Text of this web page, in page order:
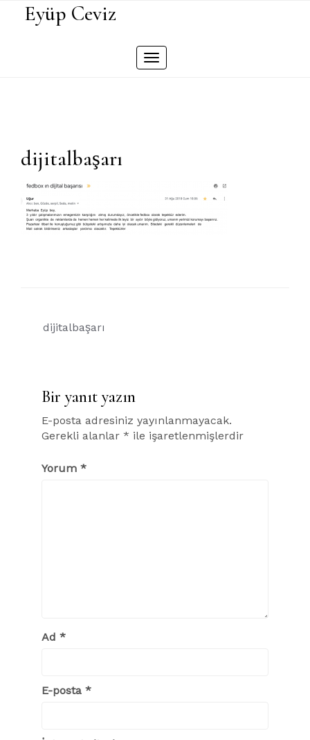
Eyüp Ceviz
Toggle
dijitalbaşarı
Yazı
dijitalbaşarı
Bir yanıt yazın
E-posta adresiniz yayınlanmayacak.
Gerekli alanlar * ile işaretlenmişlerdir
Yorum *
Ad *
E-posta *